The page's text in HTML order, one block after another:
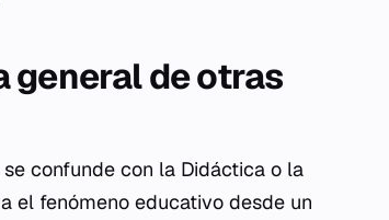
general de otras
confunde con la Didáctica o la
el fenómeno educativo desde un